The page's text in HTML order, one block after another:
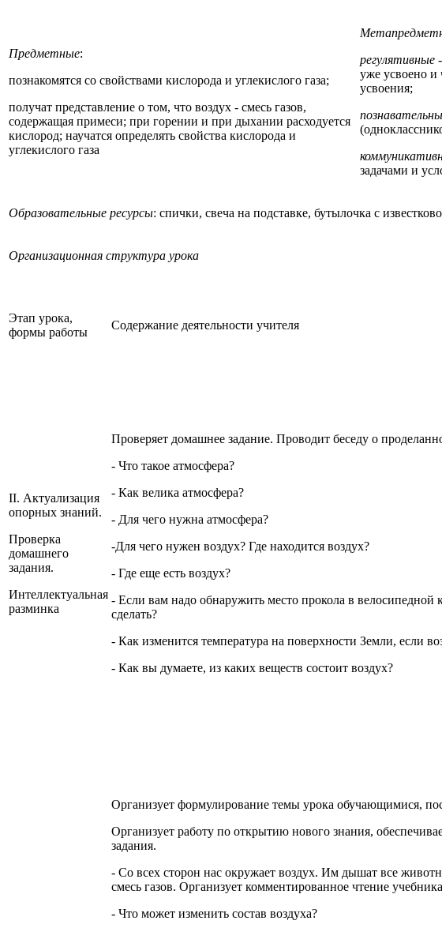
Предметные:
познакомятся со свойствами кислорода и углекислого газа;
получат представление о том, что воздух - смесь газов,
содержащая примеси; при горении и при дыхании расходуется
кислород; научатся определять свойства кислорода и
углекислого газа
регулятивные
уже усвоено и
усвоения;
задачами и
Образовательные ресурсы: спички, свеча на подставке, бутылочка с
Организационная структура урока
Этап урока,
формы работы
Содержание деятельности учителя
II. Актуализация
опорных знаний.
Проверка
домашнего
задания.
Интеллектуальная
разминка
Проверяет домашнее задание. Проводит беседу о
- Что такое атмосфера?
- Как велика атмосфера?
- Для чего нужна атмосфера?
-Для чего нужен воздух? Где находится воздух?
- Где еще есть воздух?
- Если вам надо обнаружить место прокола в велосипедной
сделать?
- Как изменится температура на поверхности Земли, если
- Как вы думаете, из каких веществ состоит воздух?
Организует формулирование темы урока обучающимися,
Организует работу по открытию нового знания,
задания.
- Со всех сторон нас окружает воздух. Им дышат все
смесь газов. Организует комментированное чтение
- Что может изменить состав воздуха?